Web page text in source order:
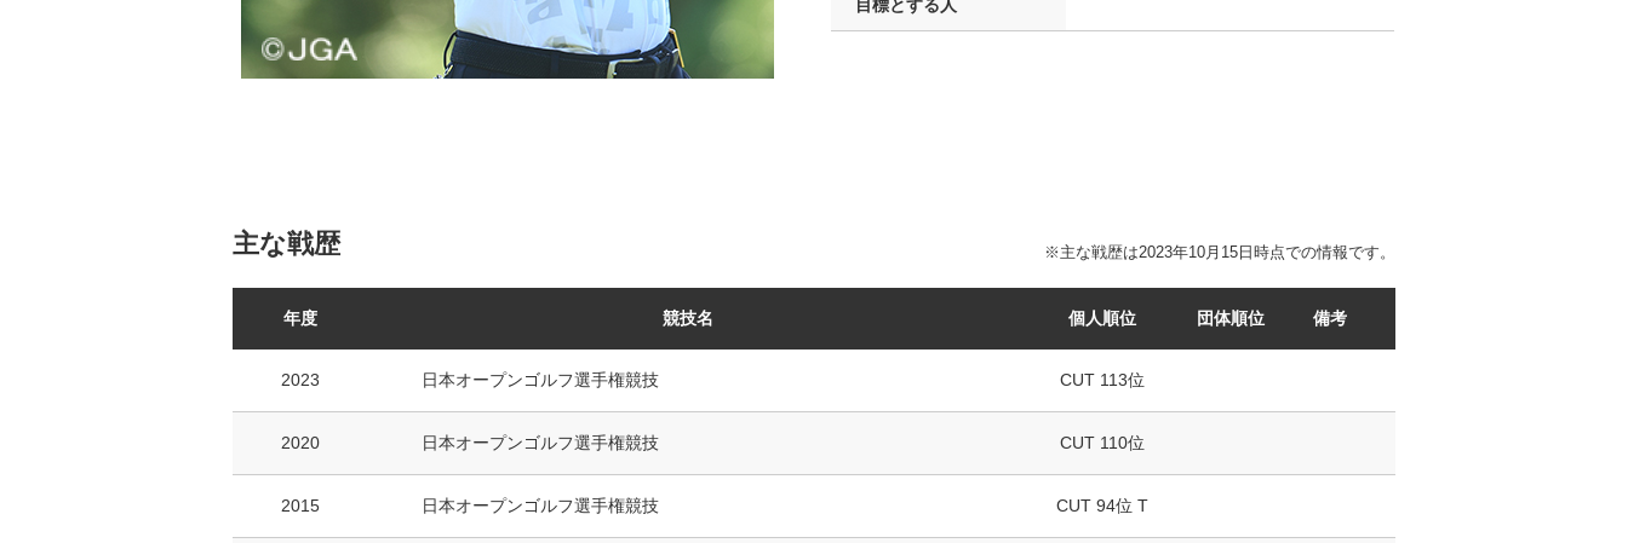
目標とする人
主な戦歴 ※主な戦歴は2023年10月15日時点での情報です。
年度 競技名 個人順位 団体順位 備考
2023 日本オープンゴルフ選手権競技 CUT 113位
2020 日本オープンゴルフ選手権競技 CUT 110位
2015 日本オープンゴルフ選手権競技 CUT 94位 T